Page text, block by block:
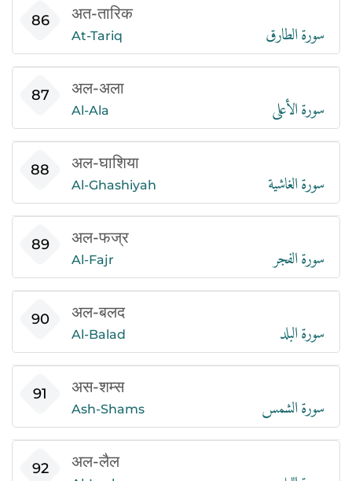
86 अत-तारिक
At-Tariq سورة الطارق
87 अल-अला
Al-Ala سورة الأعلى
88 अल-घाशिया
Al-Ghashiyah سورة الغاشية
89 अल-फज्र
Al-Fajr سورة الفجر
90 अल-बलद
Al-Balad سورة البلد
91 अस-शम्स
Ash-Shams سورة الشمس
92 अल-लैल